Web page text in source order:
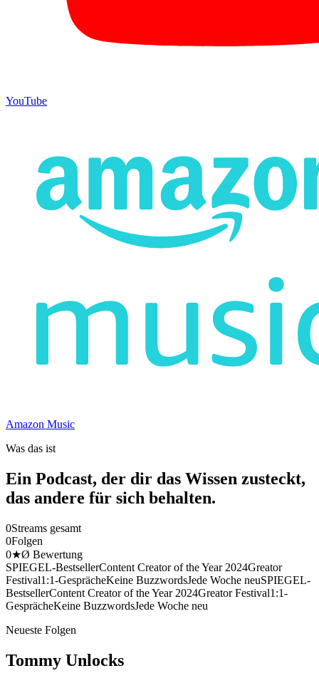
YouTube
Amazon Music
Was das ist
Ein Podcast, der dir das Wissen zusteckt,
das andere für sich behalten.
0Streams gesamt
0Folgen
0★Ø Bewertung
SPIEGEL-BestsellerContent Creator of the Year 2024Greator
Festival1:1-GesprächeKeine BuzzwordsJede Woche neuSPIEGEL-
BestsellerContent Creator of the Year 2024Greator Festival1:1-
GesprächeKeine BuzzwordsJede Woche neu
Neueste Folgen
Tommy Unlocks